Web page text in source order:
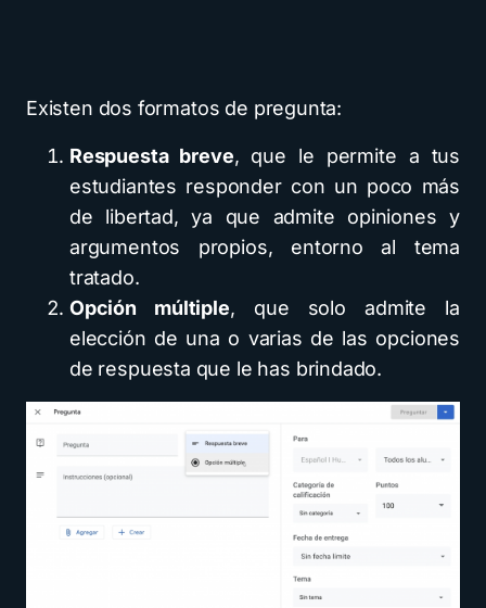
Existen dos formatos de pregunta:
Respuesta breve, que le permite a tus
estudiantes responder con un poco más
de libertad, ya que admite opiniones y
argumentos propios, entorno al tema
tratado.
Opción múltiple, que solo admite la
elección de una o varias de las opciones
de respuesta que le has brindado.